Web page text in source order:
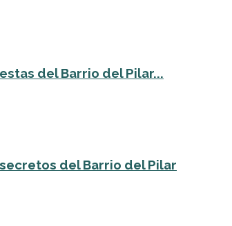
del Barrio del Pilar...
del Barrio del Pilar